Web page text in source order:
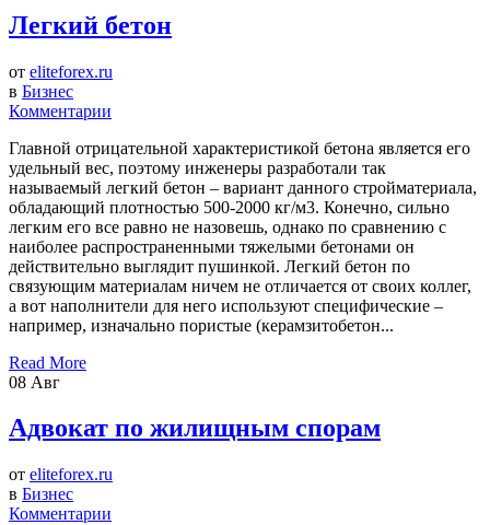
Легкий бетон
от eliteforex.ru
в Бизнес
Комментарии
Главной отрицательной характеристикой бетона является его
удельный вес, поэтому инженеры разработали так
называемый легкий бетон – вариант данного стройматериала,
обладающий плотностью 500-2000 кг/м3. Конечно, сильно
легким его все равно не назовешь, однако по сравнению с
наиболее распространенными тяжелыми бетонами он
действительно выглядит пушинкой. Легкий бетон по
связующим материалам ничем не отличается от своих коллег,
а вот наполнители для него используют специфические –
например, изначально пористые (керамзитобетон...
Read More
08 Авг
Адвокат по жилищным спорам
от eliteforex.ru
в Бизнес
Комментарии